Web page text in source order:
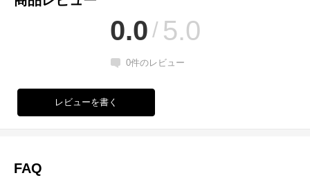
0.0 5.0
0件のレビュー
レビューを書く
FAQ